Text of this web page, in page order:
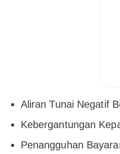
Aliran Tunai Negatif
Kebergantungan
Penangguhan